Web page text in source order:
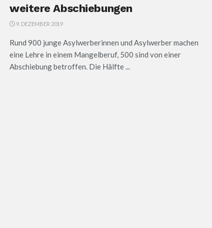
weitere Abschiebungen
9. DEZEMBER 2019
Rund 900 junge Asylwerberinnen und Asylwerber machen
eine Lehre in einem Mangelberuf, 500 sind von einer
Abschiebung betroffen. Die Hälfte ...